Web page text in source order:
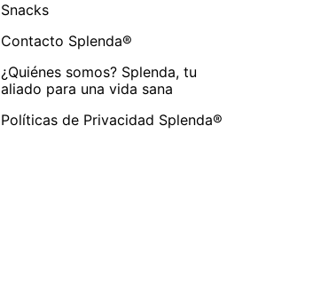
Snacks
Contacto Splenda®
¿Quiénes somos? Splenda, tu
aliado para una vida sana
Políticas de Privacidad Splenda®